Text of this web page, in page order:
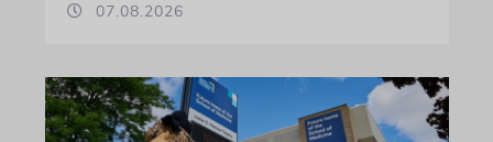
07.08.2026